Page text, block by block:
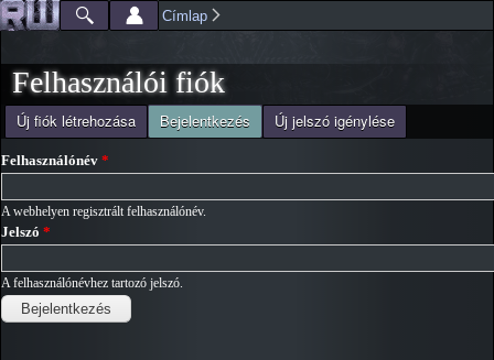
Ugrás a
tartalomra
Főmenü
Jelenlegi hely
Címlap
Felhasználói fiók
Elsődleges fülek
Új fiók létrehozása Bejelentkezés
(aktív fül) Új jelszó igénylése
Felhasználónév *
A webhelyen regisztrált felhasználónév.
Jelszó *
A felhasználónévhez tartozó jelszó.